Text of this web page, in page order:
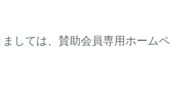
しては、賛助会員専用ホームペ